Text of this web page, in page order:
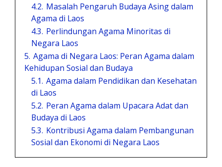
4.2. Masalah Pengaruh Budaya Asing dalam
Agama di Laos
4.3. Perlindungan Agama Minoritas di
Negara Laos
5. Agama di Negara Laos: Peran Agama dalam
Kehidupan Sosial dan Budaya
5.1. Agama dalam Pendidikan dan Kesehatan
di Laos
5.2. Peran Agama dalam Upacara Adat dan
Budaya di Laos
5.3. Kontribusi Agama dalam Pembangunan
Sosial dan Ekonomi di Negara Laos